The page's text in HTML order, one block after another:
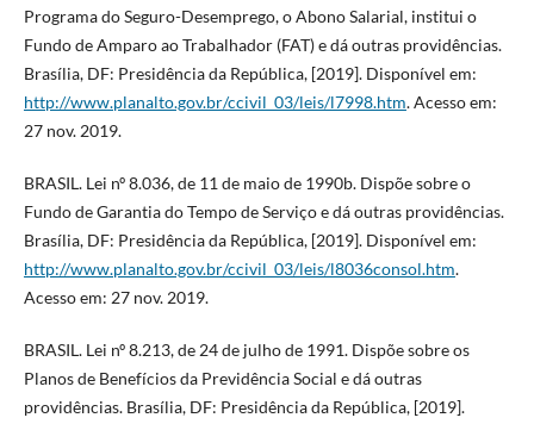
Programa do Seguro-Desemprego, o Abono Salarial, institui o
Fundo de Amparo ao Trabalhador (FAT) e dá outras providências.
Brasília, DF: Presidência da República, [2019]. Disponível em:
http://www.planalto.gov.br/ccivil_03/leis/l7998.htm. Acesso em:
27 nov. 2019.
BRASIL. Lei nº 8.036, de 11 de maio de 1990b. Dispõe sobre o
Fundo de Garantia do Tempo de Serviço e dá outras providências.
Brasília, DF: Presidência da República, [2019]. Disponível em:
http://www.planalto.gov.br/ccivil_03/leis/l8036consol.htm.
Acesso em: 27 nov. 2019.
BRASIL. Lei nº 8.213, de 24 de julho de 1991. Dispõe sobre os
Planos de Benefícios da Previdência Social e dá outras
providências. Brasília, DF: Presidência da República, [2019].